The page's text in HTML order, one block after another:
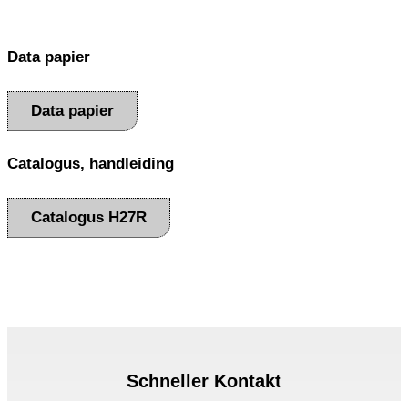
Data papier
Data papier
Catalogus, handleiding
Catalogus H27R
Schneller Kontakt